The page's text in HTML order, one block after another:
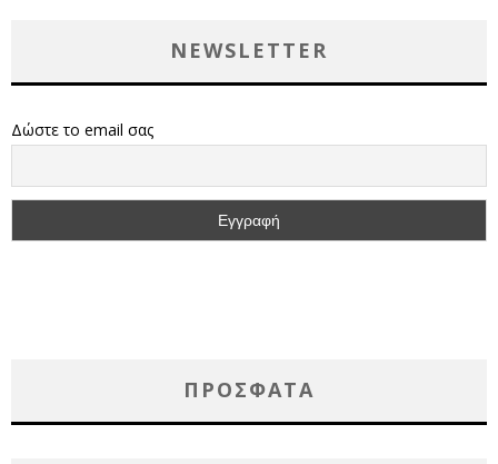
NEWSLETTER
Δώστε το email σας
ΠΡΌΣΦΑΤΑ